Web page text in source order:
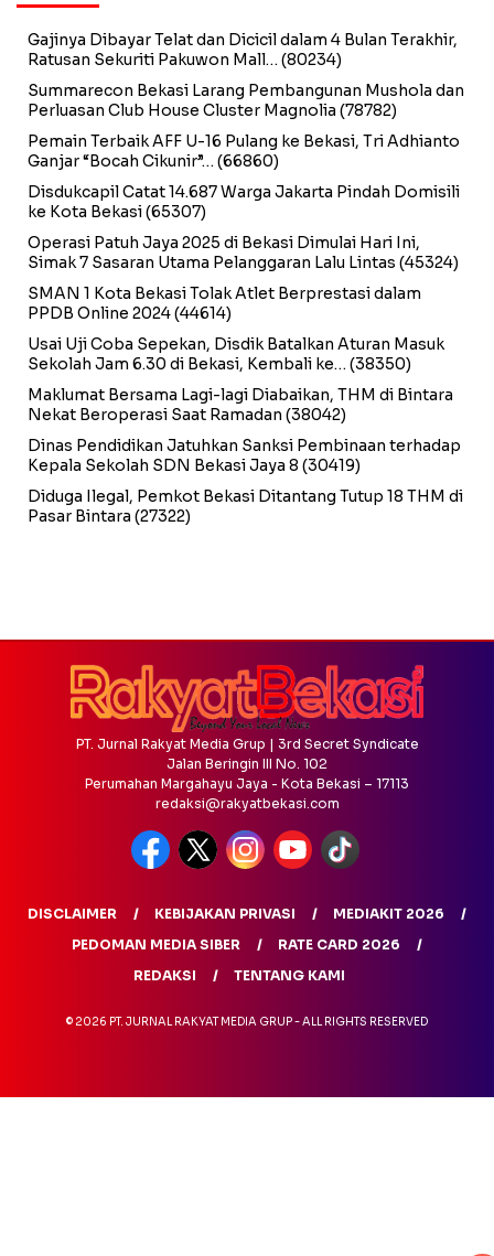
Gajinya Dibayar Telat dan Dicicil dalam 4 Bulan Terakhir,
Ratusan Sekuriti Pakuwon Mall… (80234)
Summarecon Bekasi Larang Pembangunan Mushola dan
Perluasan Club House Cluster Magnolia (78782)
Pemain Terbaik AFF U-16 Pulang ke Bekasi, Tri Adhianto
Ganjar “Bocah Cikunir”… (66860)
Disdukcapil Catat 14.687 Warga Jakarta Pindah Domisili
ke Kota Bekasi(65307)
Operasi Patuh Jaya 2025 di Bekasi Dimulai Hari Ini,
Simak 7 Sasaran Utama Pelanggaran Lalu Lintas (45324)
SMAN 1 Kota Bekasi Tolak Atlet Berprestasi dalam
PPDB Online 2024(44614)
Usai Uji Coba Sepekan, Disdik Batalkan Aturan Masuk
Sekolah Jam 6.30 di Bekasi, Kembali ke… (38350)
Maklumat Bersama Lagi-lagi Diabaikan, THM di Bintara
Nekat Beroperasi Saat Ramadan (38042)
Dinas Pendidikan Jatuhkan Sanksi Pembinaan terhadap
Kepala Sekolah SDN Bekasi Jaya 8 (30419)
Diduga Ilegal, Pemkot Bekasi Ditantang Tutup 18 THM di
Pasar Bintara (27322)
PT. Jurnal Rakyat Media Grup | 3rd Secret Syndicate
Jalan Beringin III No. 102
Perumahan Margahayu Jaya - Kota Bekasi – 17113
redaksi@rakyatbekasi.com
DISCLAIMER KEBIJAKAN PRIVASI
MEDIAKIT 2026
PEDOMAN MEDIA SIBER
RATE CARD 2026
REDAKSI
TENTANG KAMI
© 2026 PT. JURNAL RAKYAT MEDIA GRUP - ALL RIGHTS RESERVED